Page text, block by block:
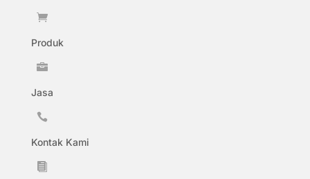

Produk

Jasa

Kontak Kami
